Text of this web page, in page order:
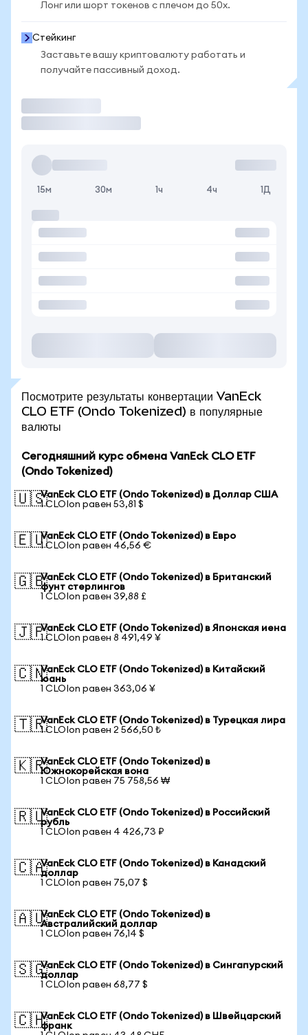
Лонг или шорт токенов с плечом до 50x.
Стейкинг
Заставьте вашу криптовалюту работать и
получайте пассивный доход.
15м 30м 1ч 4ч 1Д
Посмотрите результаты конвертации VanEck
CLO ETF (Ondo Tokenized) в популярные
валюты
Сегодняшний курс обмена VanEck CLO ETF
(Ondo Tokenized)
🇺🇸VanEck CLO ETF (Ondo Tokenized) в Доллар США
1 CLOIon равен 53,81 $
🇪🇺VanEck CLO ETF (Ondo Tokenized) в Евро
1 CLOIon равен 46,56 €
🇬🇧VanEck CLO ETF (Ondo Tokenized) в Британский
фунт стерлингов
1 CLOIon равен 39,88 £
🇯🇵VanEck CLO ETF (Ondo Tokenized) в Японская иена
1 CLOIon равен 8 491,49 ¥
🇨🇳VanEck CLO ETF (Ondo Tokenized) в Китайский
юань
1 CLOIon равен 363,06 ¥
🇹🇷VanEck CLO ETF (Ondo Tokenized) в Турецкая лира
1 CLOIon равен 2 566,50 ₺
🇰🇷VanEck CLO ETF (Ondo Tokenized) в
Южнокорейская вона
1 CLOIon равен 75 758,56 ₩
🇷🇺VanEck CLO ETF (Ondo Tokenized) в Российский
рубль
1 CLOIon равен 4 426,73 ₽
🇨🇦VanEck CLO ETF (Ondo Tokenized) в Канадский
доллар
1 CLOIon равен 75,07 $
🇦🇺VanEck CLO ETF (Ondo Tokenized) в
Австралийский доллар
1 CLOIon равен 76,14 $
🇸🇬VanEck CLO ETF (Ondo Tokenized) в Сингапурский
доллар
1 CLOIon равен 68,77 $
🇨🇭VanEck CLO ETF (Ondo Tokenized) в Швейцарский
франк